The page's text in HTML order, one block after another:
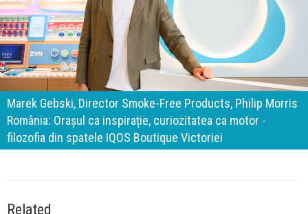
140 de ani de Mercedes-Benz. Ramona Pîrlog: Cel mai
important „test al timpului” este să inovăm constant, dar
cu aceeași responsabilitate față de oameni, siguranță și
calitate
Related